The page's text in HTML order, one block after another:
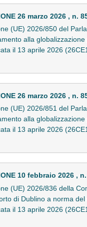
26 marzo 2026 , n.
(UE) 2026/850 del
alla
il 13 aprile 2026
26 marzo 2026 , n.
(UE) 2026/851 del
alla
il 13 aprile 2026
10 febbraio 2026 ,
(UE) 2026/836 della
di Dublino a norma
il 13 aprile 2026